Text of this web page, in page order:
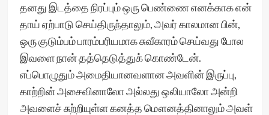
தனது இடத்தை நிரப்பும் ஒரு பெண்ணை எனக்காக என்
தாய் ஏற்பாடு செய்திருந்தாலும், அவர் காலமான பின்,
ஒரு குடும்பம் பாரம்பரியமாக சுவீகாரம் செய்வது போல
இவளை நான் தத்தெடுத்துக் கொண்டேன்.
எப்பொழுதும் அமைதியானவளான அவளின் இருப்பு,
காற்றின் அசைவினாலோ அல்லது ஒலியாலோ அன்றி
அவளைச் சுற்றியுள்ள கனத்த மௌனத்தினாலும் அவள்